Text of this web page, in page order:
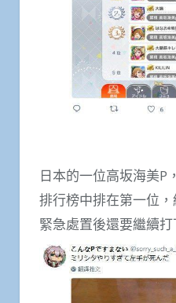
日本的一位高坂海美P
排行榜中排在第一位
緊急處置後還要繼續